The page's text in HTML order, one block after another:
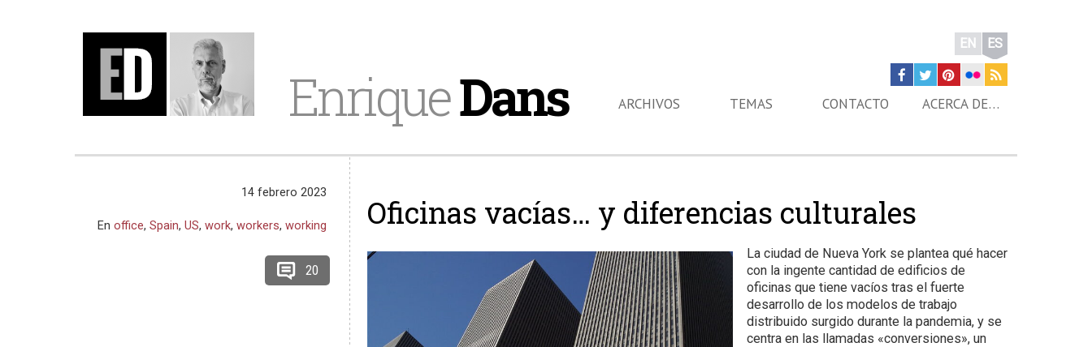
EnriqueDans
EN ES
ARCHIVOS TEMAS CONTACTO ACERCA DE…
Oficinas vacías… y diferencias culturales
La ciudad de Nueva York se plantea qué hacer
con la ingente cantidad de edificios de
oficinas que tiene vacíos tras el fuerte
desarrollo de los modelos de trabajo
distribuido surgido durante la pandemia, y se
centra en las llamadas «conversiones», un
14 febrero 2023
Enoffice,Spain,US,work,workers,working
20